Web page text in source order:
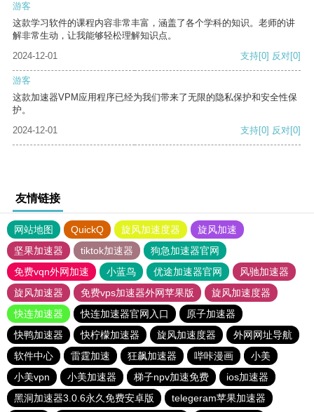
游客
这款学习软件的课程内容非常丰富，涵盖了各个学科的知识。老师的讲
解非常生动，让我能够轻松理解知识点。
2024-12-01
支持[0] 反对[0]
游客
这款加速器VPM应用程序已经为我们带来了无限的隐私保护和安全性保
护。
2024-12-01
支持[0] 反对[0]
友情链接
网站地图 QuickQ 旋风加速度器
旋风加速
坚果加速器
tiktok加速器
狗急加速器官网
免费vqn外网加速
小蓝鸟 优途加速器官网
风驰加速器
旋风加速器
免费vps加速器外网苹果版
旋风加速度器
快连加速器
快连加速器官网入口
原子加速器
快鸭加速器
快柠檬加速器 旋风加速度器
外网网址导航
软件中心
雷霆加速 狂飙加速器 哔咔漫画
小美
小美vpn
小美加速器 梯子npv加速免费
ios加速器
黑洞加速器3.0.6永久免费安卓版
telegeram苹果加速器